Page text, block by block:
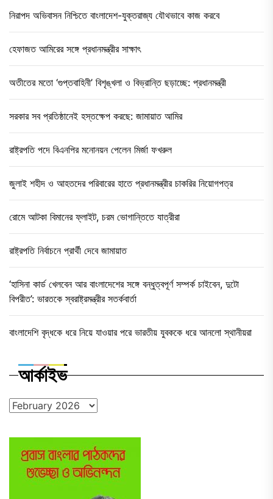
নিরাপদ অভিবাসন নিশ্চিতে বাংলাদেশ-যুক্তরাজ্য যৌথভাবে কাজ করবে
হেফাজত আমিরের সঙ্গে প্রধানমন্ত্রীর সাক্ষাৎ
অতীতের মতো ‘গুপ্তবাহিনী’ বিশৃঙ্খলা ও বিভ্রান্তি ছড়াচ্ছে: প্রধানমন্ত্রী
সরকার সব প্রতিষ্ঠানেই হস্তক্ষেপ করছে: জামায়াত আমির
রাষ্ট্রপতি পদে বিএনপির মনোনয়ন পেলেন মির্জা ফখরুল
জুলাই শহীদ ও আহতদের পরিবারের হাতে প্রধানমন্ত্রীর চাকরির নিয়োগপত্র
রোমে আটকা বিমানের ফ্লাইট, চরম ভোগান্তিতে যাত্রীরা
রাষ্ট্রপতি নির্বাচনে প্রার্থী দেবে জামায়াত
‘হাসিনা কার্ড খেলবেন আর বাংলাদেশের সঙ্গে বন্ধুত্বপূর্ণ সম্পর্ক চাইবেন, দুটো
বিপরীত’: ভারতকে স্বরাষ্ট্রমন্ত্রীর সতর্কবার্তা
বাংলাদেশি বৃদ্ধকে ধরে নিয়ে যাওয়ার পরে ভারতীয় যুবককে ধরে আনলো স্থানীয়রা
আর্কাইভ
আর্কাইভ